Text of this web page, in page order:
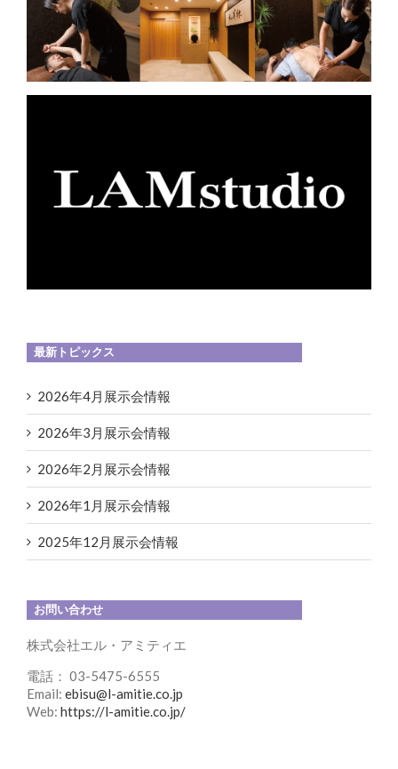
最新トピックス
2026年4月展示会情報
2026年3月展示会情報
2026年2月展示会情報
2026年1月展示会情報
2025年12月展示会情報
お問い合わせ
株式会社エル・アミティエ
電話： 03-5475-6555
Email: ebisu@l-amitie.co.jp
Web: https://l-amitie.co.jp/